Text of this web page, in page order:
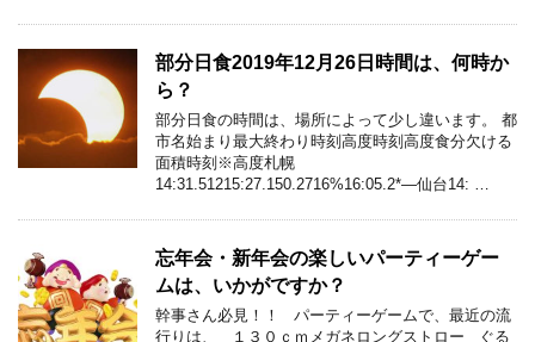
部分日食2019年12月26日時間は、何時か
ら？
部分日食の時間は、場所によって少し違います。 都
市名始まり最大終わり時刻高度時刻高度食分欠ける
面積時刻※高度札幌
14:31.51215:27.150.2716%16:05.2*—仙台14: …
忘年会・新年会の楽しいパーティーゲー
ムは、いかがですか？
幹事さん必見！！ パーティーゲームで、最近の流
行りは、 １３０ｃｍメガネロングストロー ぐる